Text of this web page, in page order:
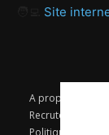
Site
A propos
Recrutement /
Politique de